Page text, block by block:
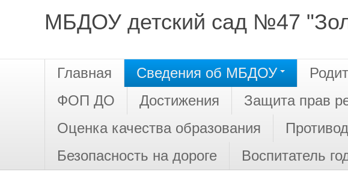
МБДОУ детский сад №47
Главная Сведения об МБДОУ
ФОП ДО
Достижения Защита прав
Оценка качества образования
Безопасность на дороге
Воспитатель